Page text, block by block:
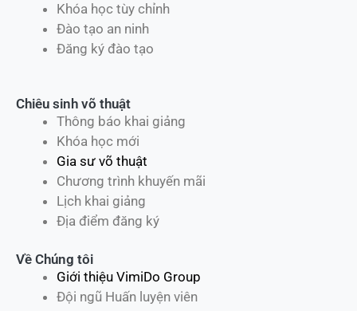
Khóa học tùy chỉnh
Đào tạo an ninh
Đăng ký đào tạo
Chiêu sinh võ thuật
Thông báo khai giảng
Khóa học mới
Gia sư võ thuật
Chương trình khuyến mãi
Lịch khai giảng
Địa điểm đăng ký
Về Chúng tôi
Giới thiệu VimiDo Group
Đội ngũ Huấn luyện viên